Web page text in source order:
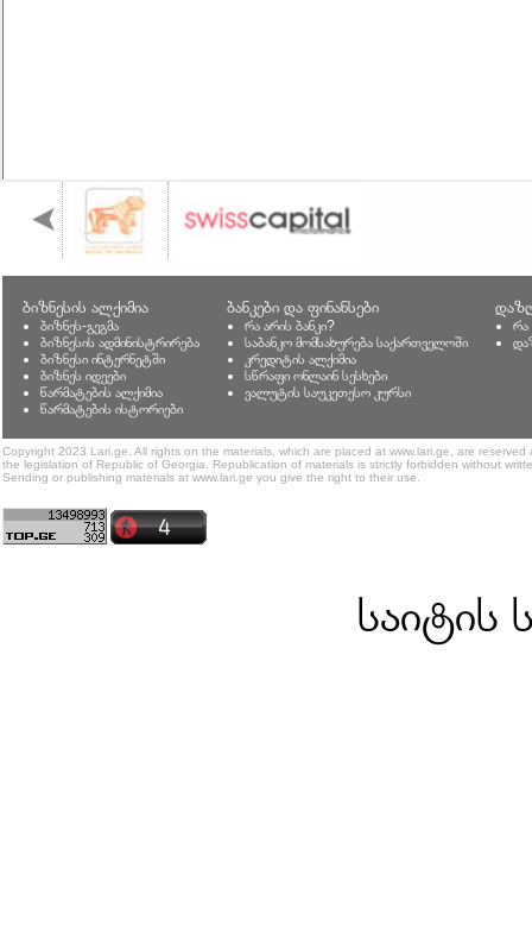
ბიზნესის ალქიმია
ბიზნეს-გეგმა
ბიზნესის ადმინისტრირება
ბიზნესი ინტერნეტში
ბიზნეს იდეები
წარმატების ალქიმია
წარმატების ისტორიები
ბანკები და ფინანსები
რა არის ბანკი?
საბანკო მომსახურება საქართველოში
კრედიტის ალქიმია
სწრაფი ონლაინ სესხები
ვალუტის საუკეთესო კურსი
რა
Copyright 2023 Lari.ge, All rights on the materials, which are placed at www.lari.ge, are
the legislation of Republic of Georgia. Republication of materials is strictly forbidden without
Sending or publishing materials at www.lari.ge you give the right to their use.
საიტის